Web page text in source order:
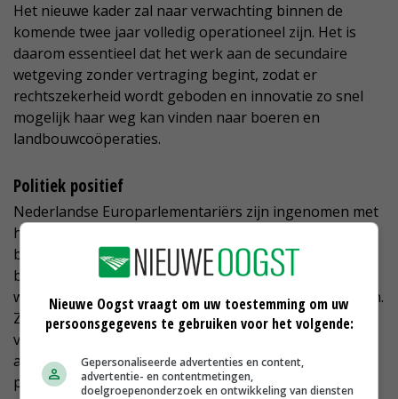
Het nieuwe kader zal naar verwachting binnen de
komende twee jaar volledig operationeel zijn. Het is
daarom essentieel dat het werk aan de secundaire
wetgeving zonder vertraging begint, zodat er
rechtszekerheid wordt geboden en innovatie zo snel
mogelijk haar weg kan vinden naar boeren en
landbouwcoöperaties.
Politiek positief
Nederlandse Europarlementariërs zijn ingenomen met
het besluit, zoals Bert-Jan Ruissen (SGP). ‘Zowel voor
boer als plantenveredelaar betekent dit een
belangrijke doorbraak’, reageert hij. ‘NGT’s zijn een
welkome aanvulling op klassieke veredelingsmethoden.
Ze bieden mooie mogelijkheden om de ontwikkeling
van nieuwe plantenrassen te versnellen. Denk daarbij
aan rassen die beter bestand zijn tegen ziekten en
plagen en klimaatverandering.’
Nieuwe Oogst vraagt om uw toestemming om uw
persoonsgegevens te gebruiken voor het volgende:
Gepersonaliseerde advertenties en content,
advertentie- en contentmetingen,
doelgroepenonderzoek en ontwikkeling van diensten